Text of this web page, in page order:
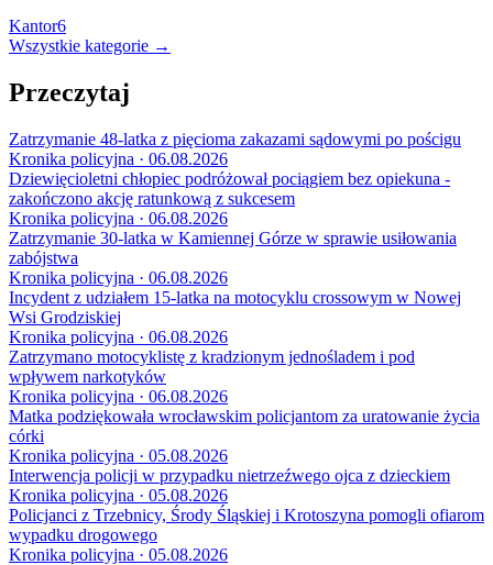
Kantor6
Wszystkie kategorie →
Przeczytaj
Zatrzymanie 48-latka z pięcioma zakazami sądowymi po pościgu
Kronika policyjna · 06.08.2026
Dziewięcioletni chłopiec podróżował pociągiem bez opiekuna -
zakończono akcję ratunkową z sukcesem
Kronika policyjna · 06.08.2026
Zatrzymanie 30-latka w Kamiennej Górze w sprawie usiłowania
zabójstwa
Kronika policyjna · 06.08.2026
Incydent z udziałem 15-latka na motocyklu crossowym w Nowej
Wsi Grodziskiej
Kronika policyjna · 06.08.2026
Zatrzymano motocyklistę z kradzionym jednośladem i pod
wpływem narkotyków
Kronika policyjna · 06.08.2026
Matka podziękowała wrocławskim policjantom za uratowanie życia
córki
Kronika policyjna · 05.08.2026
Interwencja policji w przypadku nietrzeźwego ojca z dzieckiem
Kronika policyjna · 05.08.2026
Policjanci z Trzebnicy, Środy Śląskiej i Krotoszyna pomogli ofiarom
wypadku drogowego
Kronika policyjna · 05.08.2026